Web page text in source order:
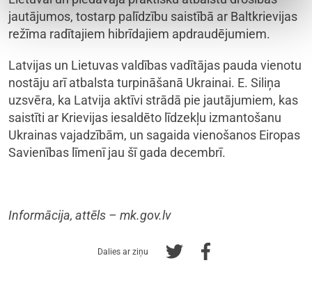
jautājumos, tostarp palīdzību saistībā ar Baltkrievijas
režīma radītajiem hibrīdajiem apdraudējumiem.
Latvijas un Lietuvas valdības vadītājas pauda vienotu
nostāju arī atbalsta turpināšanā Ukrainai. E. Siliņa
uzsvēra, ka Latvija aktīvi strādā pie jautājumiem, kas
saistīti ar Krievijas iesaldēto līdzekļu izmantošanu
Ukrainas vajadzībām, un sagaida vienošanos Eiropas
Savienības līmenī jau šī gada decembrī.
Informācija, attēls – mk.gov.lv
Dalies ar ziņu